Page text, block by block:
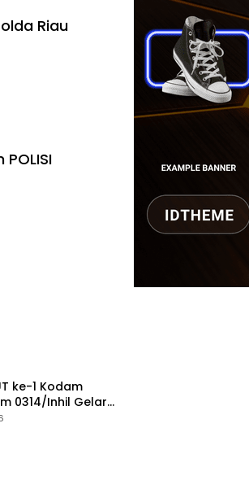
Riau
ke-1 Kodam
0314/Inhil Gelar